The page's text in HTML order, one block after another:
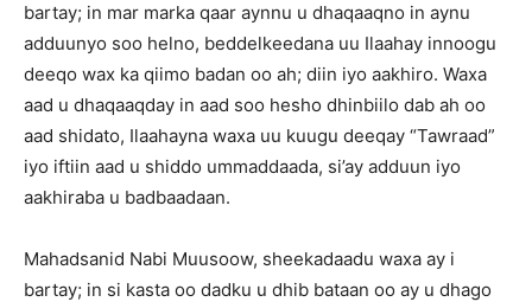
bartay; in mar marka qaar aynnu u dhaqaaqno in aynu
adduunyo soo helno, beddelkeedana uu Ilaahay innoogu
deeqo wax ka qiimo badan oo ah; diin iyo aakhiro. Waxa
aad u dhaqaaqday in aad soo hesho dhinbiilo dab ah oo
aad shidato, Ilaahayna waxa uu kuugu deeqay “Tawraad”
iyo iftiin aad u shiddo ummaddaada, si’ay adduun iyo
aakhiraba u badbaadaan.
Mahadsanid Nabi Muusoow, sheekadaadu waxa ay i
bartay; in si kasta oo dadku u dhib bataan oo ay u dhago